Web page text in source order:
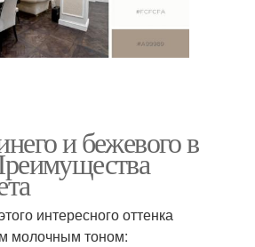
и бежевого в
интересного оттенка
молочным тоном: